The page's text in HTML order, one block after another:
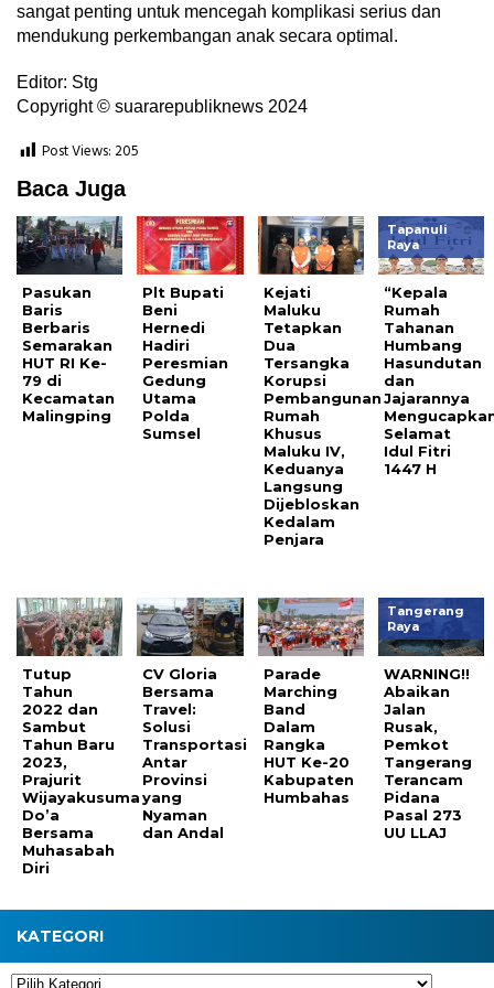
sangat penting untuk mencegah komplikasi serius dan
mendukung perkembangan anak secara optimal.
Editor: Stg
Copyright © suararepubliknews 2024
Post Views:205
Baca Juga
Pasukan
Baris
Berbaris
Semarakan
HUT RI Ke-
79 di
Kecamatan
Malingping
Plt Bupati
Beni
Hernedi
Hadiri
Peresmian
Gedung
Utama
Polda
Sumsel
Kejati
Maluku
Tetapkan
Dua
Tersangka
Korupsi
Pembangunan
Rumah
Khusus
Maluku IV,
Keduanya
Langsung
Dijebloskan
Kedalam
Penjara
Tapanuli
Raya
“Kepala
Rumah
Tahanan
Humbang
Hasundutan
dan
Jajarannya
Selamat
Idul Fitri
1447 H
Tutup
Tahun
2022 dan
Sambut
Tahun Baru
2023,
Prajurit
Wijayakusuma
Do’a
Bersama
Muhasabah
Diri
CV Gloria
Bersama
Travel:
Solusi
Transportasi
Antar
Provinsi
yang
Nyaman
dan Andal
Parade
Marching
Band
Dalam
Rangka
HUT Ke-20
Kabupaten
Humbahas
Tangerang
Raya
WARNING!!
Abaikan
Jalan
Rusak,
Pemkot
Tangerang
Terancam
Pidana
Pasal 273
UU LLAJ
KATEGORI
Kategori